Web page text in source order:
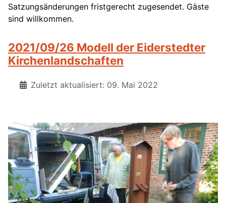
Satzungsänderungen fristgerecht zugesendet. Gäste
sind willkommen.
2021/09/26 Modell der Eiderstedter
Kirchenlandschaften
Zuletzt aktualisiert: 09. Mai 2022